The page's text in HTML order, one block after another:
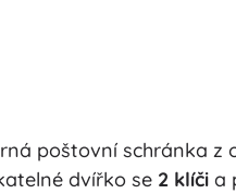
poštovní schránka
dvířko se 2 klíči a